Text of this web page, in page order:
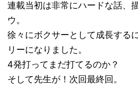
連載当初は非常にハードな話、
ウ。
徐々にボクサーとして成長する
リーになりました。
4発打ってまだ打てるのか？
そして先生が！次回最終回。